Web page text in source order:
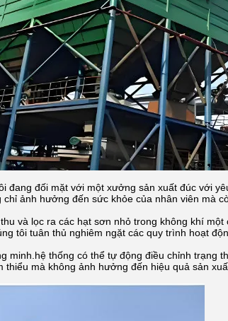
đang đối mặt với một xưởng sản xuất đúc với
ảnh hưởng đến sức khỏe của nhân viên mà
và lọc ra các hạt sơn nhỏ trong không khí
tôi tuân thủ nghiêm ngặt các quy trình hoạt
minh.hệ thống có thể tự động điều chỉnh trạng
mà không ảnh hưởng đến hiệu quả sản